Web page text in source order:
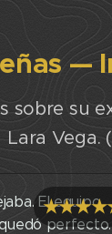
—
sobre su
Lara Vega.
El equipo
perfecto.